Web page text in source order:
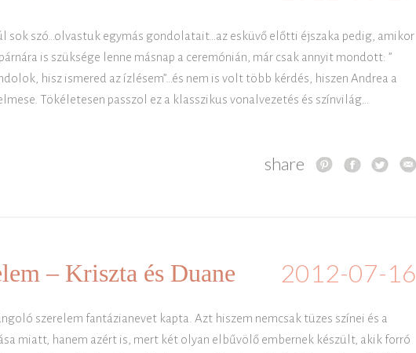
szó…olvastuk egymás gondolatait…az esküvő előtti éjszaka pedig, amikor
is szüksége lenne másnap a ceremónián, már csak annyit mondott: ”
hisz ismered az ízlésem”…és nem is volt több kérdés, hiszen Andrea a
Tökéletesen passzol ez a klasszikus vonalvezetés és színvilág…
share
– Kriszta és Duane 2012-07-16
szerelem fantázianevet kapta. Azt hiszem nemcsak tüzes színei és a
miatt, hanem azért is, mert két olyan elbűvölő embernek készült, akik forró